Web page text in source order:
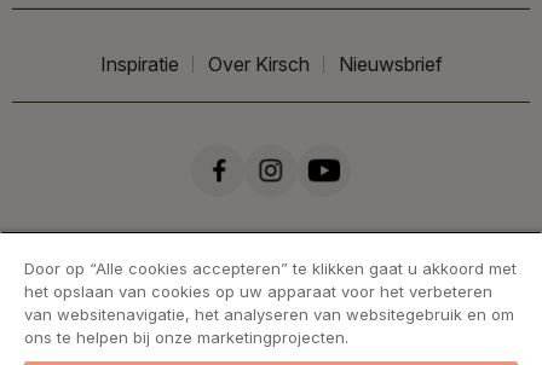
Inspiratie Over Kirsch Nieuwsbrief
Door op “Alle cookies accepteren” te klikken gaat u akkoord met
het opslaan van cookies op uw apparaat voor het verbeteren
van websitenavigatie, het analyseren van websitegebruik en om
ons te helpen bij onze marketingprojecten.